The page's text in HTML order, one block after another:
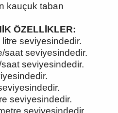
kauçuk taban
ÖZELLİKLER:
seviyesindedir.
saat seviyesindedir.
seviyesindedir.
seviyesindedir.
seviyesindedir.